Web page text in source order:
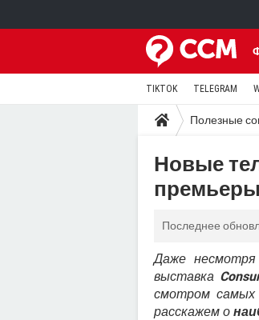
TIKTOK TELEGRAM
Полезные
Новые
премьеры
Последнее
Даже
выставка
смотром самых
расскажем о